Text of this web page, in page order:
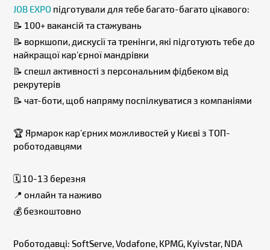
JOB EXPO підготували для тебе багато-багато цікавого:
📝 100+ вакансій та стажувань
📝 воркшопи, дискусії та тренінги, які підготують тебе до
найкращої карʼєрної мандрівки
📝 спешл активності з персональним фідбеком від
рекрутерів
📝 чат-боти, щоб напряму поспілкуватися з компаніями
🏆 Ярмарок карʼєрних можливостей у Києві з ТОП-
роботодавцями
🗓️ 10-13 березня
📍 онлайн та наживо
💰 безкоштовно
Роботодавці: SoftServe, Vodafone, KPMG, Kyivstar, NDA